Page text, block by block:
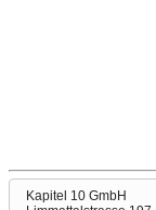
Kapitel 10 GmbH